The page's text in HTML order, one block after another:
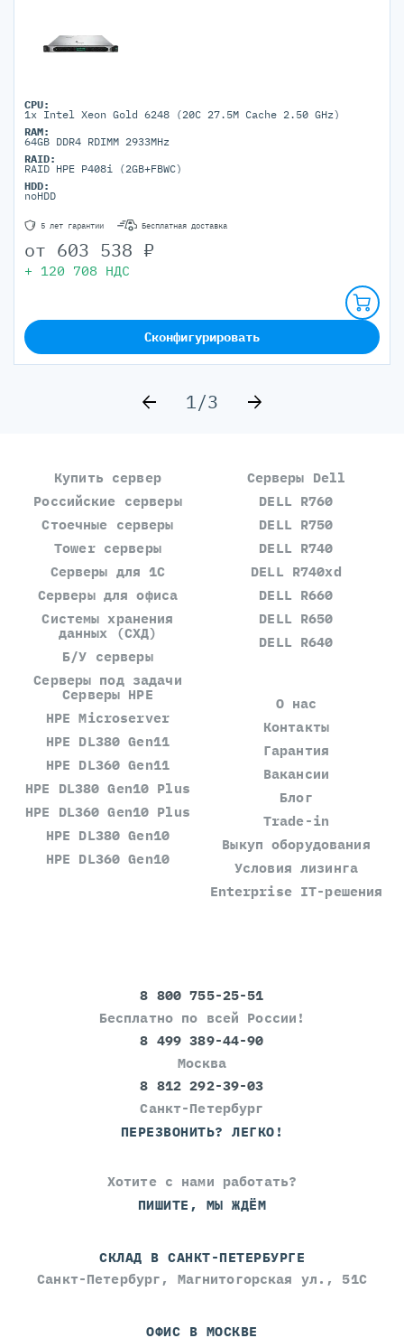
CPU:
1x Intel Xeon Gold 6248 (20C 27.5M Cache 2.50 GHz)
RAM:
64GB DDR4 RDIMM 2933MHz
RAID:
RAID HPE P408i (2GB+FBWC)
HDD:
noHDD
5 лет гарантии Бесплатная доставка
от 603 538 ₽
+ 120 708 НДС
Сконфигурировать
1/3
Купить сервер
Российские серверы
Стоечные серверы
Tower серверы
Серверы для 1С
Серверы для офиса
Системы хранения
данных (СХД)
Б/У серверы
Серверы под задачи
Серверы Dell
DELL R760
DELL R750
DELL R740
DELL R740xd
DELL R660
DELL R650
DELL R640
Серверы HPE
HPE Microserver
HPE DL380 Gen11
HPE DL360 Gen11
HPE DL380 Gen10 Plus
HPE DL360 Gen10 Plus
HPE DL380 Gen10
HPE DL360 Gen10
О нас
Контакты
Гарантия
Вакансии
Блог
Trade-in
Выкуп оборудования
Условия лизинга
Enterprise IT-решения
8 800 755-25-51
Бесплатно по всей России!
8 499 389-44-90
Москва
8 812 292-39-03
Санкт-Петербург
ПЕРЕЗВОНИТЬ? ЛЕГКО!
Хотите с нами работать?
ПИШИТЕ, МЫ ЖДЁМ
СКЛАД В САНКТ-ПЕТЕРБУРГЕ
Санкт-Петербург, Магнитогорская ул., 51С
ОФИС В МОСКВЕ